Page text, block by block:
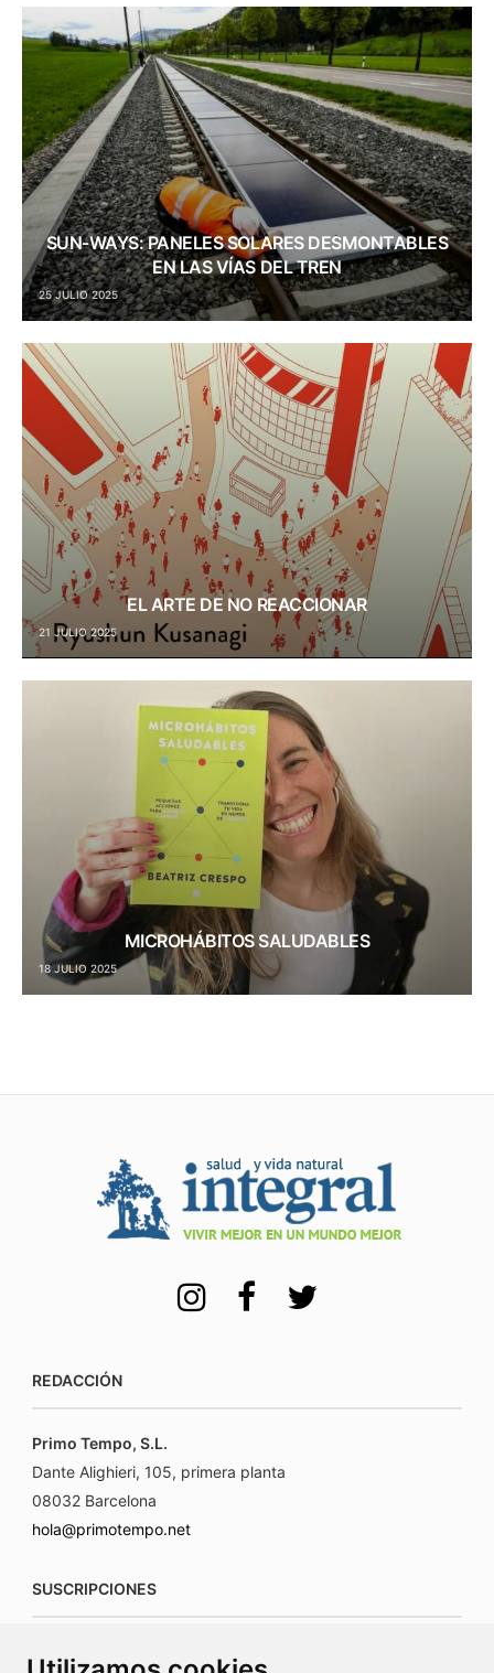
SUN-WAYS: PANELES SOLARES DESMONTABLES
EN LAS VÍAS DEL TREN
25 JULIO 2025
EL ARTE DE NO REACCIONAR
21 JULIO 2025
MICROHÁBITOS SALUDABLES
18 JULIO 2025
REDACCIÓN
Primo Tempo, S.L.
Dante Alighieri, 105, primera planta
08032 Barcelona
hola@primotempo.net
SUSCRIPCIONES